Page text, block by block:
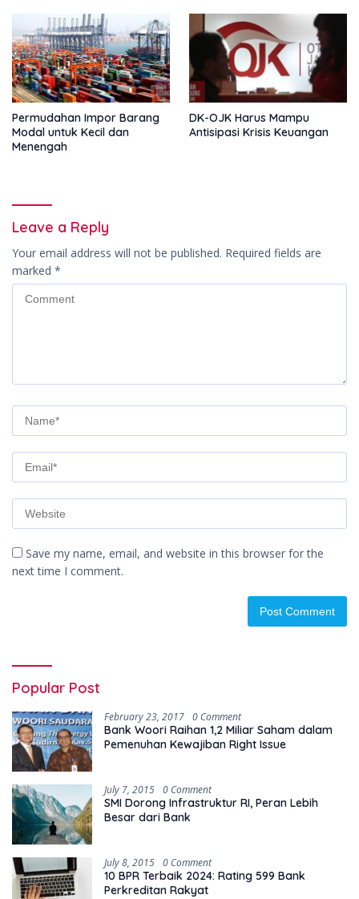
Permudahan Impor Barang
Modal untuk Kecil dan
Menengah
DK-OJK Harus Mampu
Antisipasi Krisis Keuangan
Leave a Reply
Your email address will not be published. Required fields are
marked *
Save my name, email, and website in this browser for the
next time I comment.
Popular Post
February 23, 2017 0 Comment
Bank Woori Raihan 1,2 Miliar Saham dalam
Pemenuhan Kewajiban Right Issue
July 7, 2015 0 Comment
SMI Dorong Infrastruktur RI, Peran Lebih
Besar dari Bank
July 8, 2015 0 Comment
10 BPR Terbaik 2024: Rating 599 Bank
Perkreditan Rakyat